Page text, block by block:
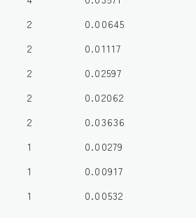
2
0.00645
2
0.01117
2
0.02597
2
0.02062
2
0.03636
1
0.00279
1
0.00917
1 0.00532